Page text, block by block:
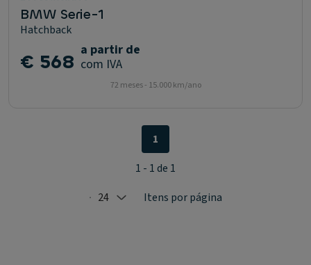
BMW Serie-1
Hatchback
€ 568 a partir de
com IVA
72 meses - 15.000 km/ano
Selected: 24
24 Itens por página
1
1 - 1 de 1